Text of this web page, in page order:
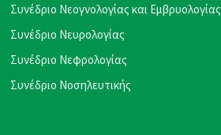
Συνέδριο Νεογνολογίας και Εμβρυολογίας
Συνέδριο Νευρολογίας
Συνέδριο Νεφρολογίας
Συνέδριο Νοσηλευτικής